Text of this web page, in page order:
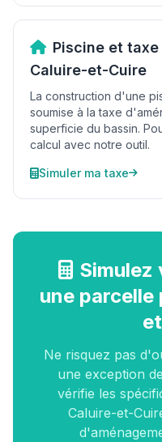
Piscine et
Caluire-et-Cuire
La construction d'une
soumise à la taxe
superficie du bassin.
calcul avec notre outil.
Simuler ma taxe
Simulez
une parcelle
Ne risquez pas
une exception
vérifie les
Caluire-et-